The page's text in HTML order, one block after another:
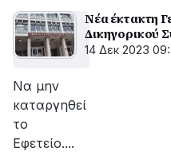
Νέα έκτακτη
Δικηγορικού
14 Δεκ 2023
Να μην
καταργηθεί
το
Εφετείο....